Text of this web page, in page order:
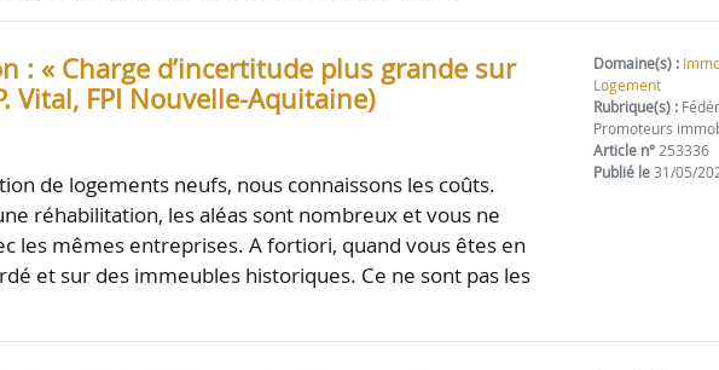
: « Charge d’incertitude plus grande sur
Vital, FPI Nouvelle-Aquitaine)
de logements neufs, nous connaissons les coûts.
réhabilitation, les aléas sont nombreux et vous ne
les mêmes entreprises. A fortiori, quand vous êtes en
et sur des immeubles historiques. Ce ne sont pas les
Domaine(s) :
Logement
Rubrique(s) :
Promoteurs
Article n°253336
Publié le31/05/